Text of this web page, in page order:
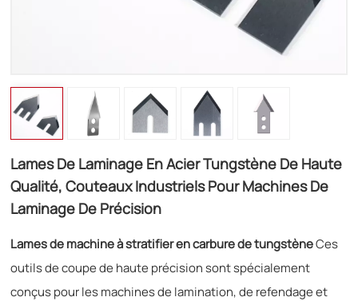
Lames De Laminage En Acier Tungstène De Haute
Qualité, Couteaux Industriels Pour Machines De
Laminage De Précision
Lames de machine à stratifier en carbure de tungstèneCes
outils de coupe de haute précision sont spécialement
conçus pour les machines de lamination, de refendage et